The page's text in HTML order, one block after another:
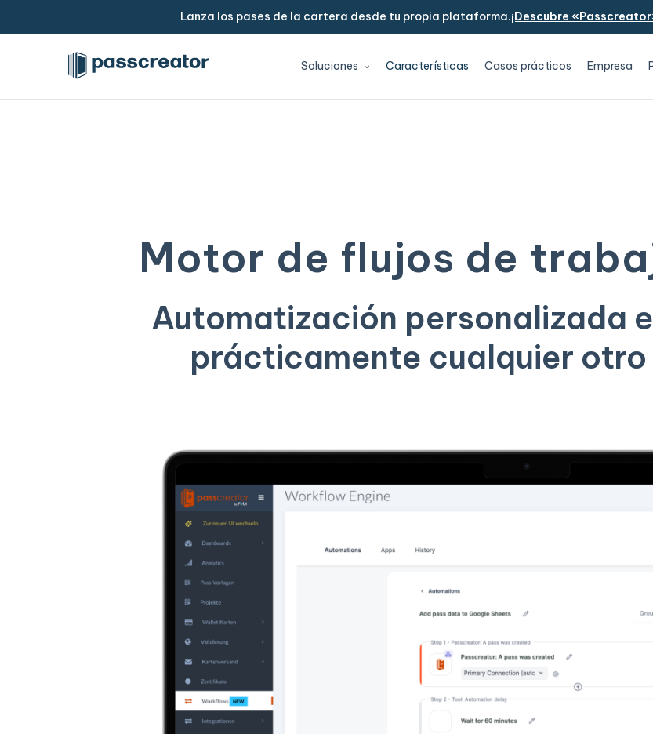
Lanza los pases de la cartera desde tu propia plataforma.¡Descubre
Soluciones Características Casos prácticos Empresa
Motor de flujos de
Automatización personalizada
prácticamente cualquier otro